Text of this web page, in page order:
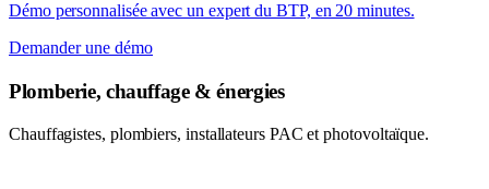
Démo personnalisée avec un expert du BTP, en 20 minutes.
Demander une démo
Plomberie, chauffage & énergies
Chauffagistes, plombiers, installateurs PAC et photovoltaïque.